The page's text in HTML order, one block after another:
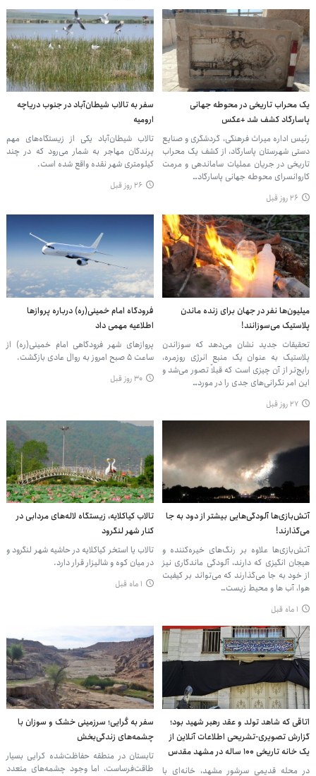
یک محراب تاریخی در محوطه جهانی
پاسارگاد کشف شد +عکس
رئیس اداره میراث فرهنگی، گردشگری و صنایع
دستی شهرستان پاسارگاد، از کشف یک محراب
تاریخی در جریان عملیات ساماندهی و مرمت
کاروانسرای محوطه جهانی پاسارگاد…
۲۶ روز قبل
سفر به تالاب شیطان‌آباد در جنوب دریاچه
ارومیه
تالاب شیطان‌آباد یکی از زیستگاه‌های مهم
پرندگان مهاجر به شمار می‌رود که در چند
کیلومتری شهر نقده واقع شده است.
۲۶ روز قبل
میلیون‌ها نفر در جهان برای زنده ماندن
پلاستیک می‌سوزانند!
تحقیقات جدید نشان می‌دهد که سوزاندن
پلاستیک به عنوان یک منبع انرژی روزمره،
رایج‌تر از آن چیزی است که قبلاً تصور می‌شد و
این امر نگرانی‌های جدی را در مورد…
۲۷ روز قبل
فرودگاه امام خمینی(ره) درباره پروازها
اطلاعیه مهمی داد
پروازهای شهر فرودگاهی امام خمینی(ره) از
ساعت 5 صبح امروز به روال عادی بازگشت.
۳۰ روز قبل
آتش‌بازی‌ها آلودگی‌هایی بیشتر از دود به جا
می‌گذارند!
آتش‌بازی‌ها علاوه بر رنگ‌های خیره‌کننده و
هیجان انگیزی که دارند، آلودگی ماندگاری نیز
از خود به جا می‌گذارند که می‌تواند بر کیفیت
هوا، آب ها و محیط زیست…
۱ ماه قبل
تالاب کیاکلایه، زیستگاه لاله‌های مردابی در
کنار شهر لنگرود
تالاب یا استخر کیاکلایه در حاشیه شهر لنگرود و
در میان کوه و شالیزار قرار دارد.
۱ ماه قبل
اتاقی که شاهد تولد و عقد رهبر شهید بود؛
گزارش تصویری-تشریحی اطلاعات آنلاین از
یک خانه تاریخی ۱۰۰ ساله در مشهد مقدس
در محله قدیمی سرشور مشهد، خانه‌ای با
سفر به کُرایی؛ سرزمینی خشک و سوزان با
چشمه‌های زندگی‌بخش
تابستان در منطقه حفاظت‌شده کرایی بسیار
طاقت‌فرساست، اما وجود چشمه‌های متعدد